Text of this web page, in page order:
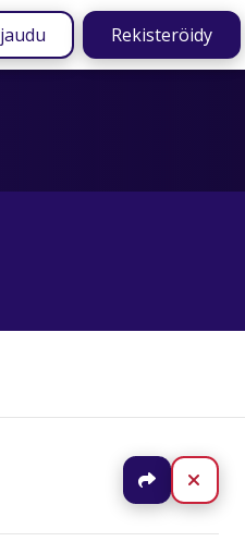
Rekisteröidy
Jaa